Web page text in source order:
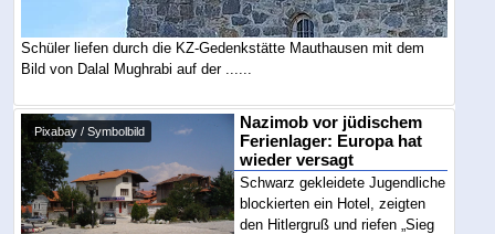
Schüler liefen durch die KZ-Gedenkstätte Mauthausen mit dem
Bild von Dalal Mughrabi auf der ......
Pixabay / Symbolbild
Nazimob vor jüdischem
Ferienlager: Europa hat
wieder versagt
Schwarz gekleidete Jugendliche
blockierten ein Hotel, zeigten
den Hitlergruß und riefen „Sieg